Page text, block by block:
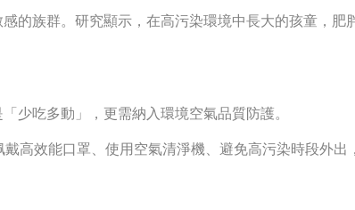
的族群。研究顯示，在高污染環境中長大的孩童，
少吃多動」，更需納入環境空氣品質防護。
戴高效能口罩、使用空氣清淨機、避免高污染時段外